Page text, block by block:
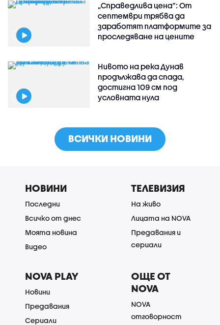
„Справедлива цена“: От
септември трябва да
заработят платформите за
проследяване на цените
Нивото на река Дунав
продължава да спада,
достигна 109 см под
условната нула
ВСИЧКИ НОВИНИ
НОВИНИ
Последни
Всичко от днес
Моята новина
Видео
ТЕЛЕВИЗИЯ
На живо
Лицата на NOVA
Предавания и
сериали
NOVA PLAY
Новини
Предавания
Сериали
ОЩЕ ОТ
NOVA
NOVA
отговорност